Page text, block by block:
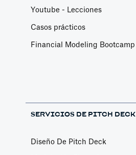
Youtube - Lecciones
Casos prácticos
Financial Modeling Bootcamp
SERVICIOS DE PITCH DECK
Diseño De Pitch Deck